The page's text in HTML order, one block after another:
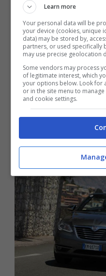
anch’essa nata sulla
frutto della
Chrysler, che
gruppo FCA. Fu
del 2012 ed era la
venduta oltreoceano
di Torino. Il motore
2.360 cc di
di 170 cavalli e 225
Learn more
Your personal data will be
your device (cookies, unique
data) may be stored by,
partners, or used specifically
may use precise geolocation
Some vendors may process
of legitimate interest, which
your options below. Look for
or in the site menu to
and cookie settings.